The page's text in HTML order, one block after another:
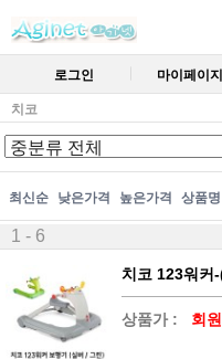
로그인 마이페이지
치코
최신순 낮은가격 높은가격 상품명
1 - 6
치코 123워커
상품가 : 회